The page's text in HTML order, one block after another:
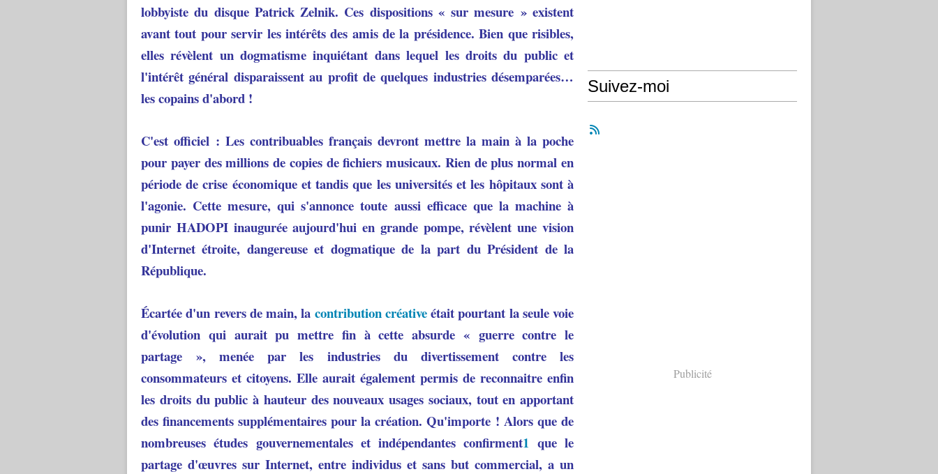
lobbyiste du disque Patrick Zelnik. Ces dispositions « sur mesure » existent
avant tout pour servir les intérêts des amis de la présidence. Bien que risibles,
elles révèlent un dogmatisme inquiétant dans lequel les droits du public et
l'intérêt général disparaissent au profit de quelques industries désemparées…
les copains d'abord !
C'est officiel : Les contribuables français devront mettre la main à la poche
pour payer des millions de copies de fichiers musicaux. Rien de plus normal en
période de crise économique et tandis que les universités et les hôpitaux sont à
l'agonie. Cette mesure, qui s'annonce toute aussi efficace que la machine à
punir HADOPI inaugurée aujourd'hui en grande pompe, révèlent une vision
d'Internet étroite, dangereuse et dogmatique de la part du Président de la
République.
Écartée d'un revers de main, la contribution créativeétait pourtant la seule voie
d'évolution qui aurait pu mettre fin à cette absurde « guerre contre le
partage », menée par les industries du divertissement contre les
consommateurs et citoyens. Elle aurait également permis de reconnaitre enfin
les droits du public à hauteur des nouveaux usages sociaux, tout en apportant
des financements supplémentaires pour la création. Qu'importe ! Alors que de
nombreuses études gouvernementales et indépendantes confirment1 que le
partage d'œuvres sur Internet, entre individus et sans but commercial, a un
Suivez-moi
Publicité